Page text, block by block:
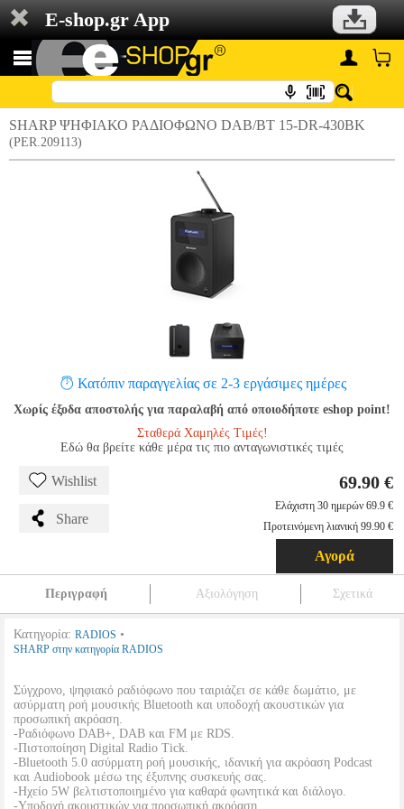
E-shop.gr App
SHARP ΨΗΦΙΑΚΟ ΡΑΔΙΟΦΩΝΟ DAB/BT 15-DR-430BK
(PER.209113)
Κατόπιν παραγγελίας σε 2-3 εργάσιμες ημέρες
Χωρίς έξοδα αποστολής για παραλαβή από οποιοδήποτε eshop point!
Σταθερά Χαμηλές Τιμές!
Εδώ θα βρείτε κάθε μέρα τις πιο ανταγωνιστικές τιμές
Wishlist
Share
69.90 €
Ελάχιστη 30 ημερών 69.9 €
Προτεινόμενη λιανική 99.90 €
Αγορά
Περιγραφή Αξιολόγηση Σχετικά
Κατηγορία: RADIOS •
SHARP στην κατηγορία RADIOS
Σύγχρονο, ψηφιακό ραδιόφωνο που ταιριάζει σε κάθε δωμάτιο, με
ασύρματη ροή μουσικής Bluetooth και υποδοχή ακουστικών για
προσωπική ακρόαση.
-Ραδιόφωνο DAB+, DAB και FM με RDS.
-Πιστοποίηση Digital Radio Tick.
-Bluetooth 5.0 ασύρματη ροή μουσικής, ιδανική για ακρόαση Podcast
και Audiobook μέσω της έξυπνης συσκευής σας.
-Ηχείο 5W βελτιστοποιημένο για καθαρά φωνητικά και διάλογο.
-Υποδοχή ακουστικών για προσωπική ακρόαση.